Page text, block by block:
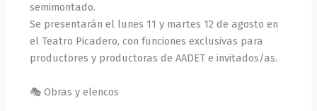
semimontado.
Se presentarán el lunes 11 y martes 12 de agosto en
el Teatro Picadero, con funciones exclusivas para
productores y productoras de AADET e invitados/as.
🎭 Obras y elencos